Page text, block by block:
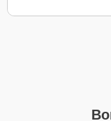
Для ремонта
активное